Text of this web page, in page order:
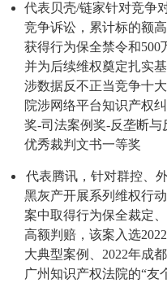
代表贝壳/链家针对竞争
竞争诉讼，累计标的额
获得行为保全禁令和500
并为后续维权奠定扎实
涉数据反不正当竞争十
院涉网络平台知识产权
奖-司法案例奖-反垄断与
优秀裁判文书一等奖
代表腾讯，针对群控、
黑灰产开展系列维权行
案中取得行为保全裁定
高额判赔，该案入选
大典型案例、2022年成
广州知识产权法院的“友